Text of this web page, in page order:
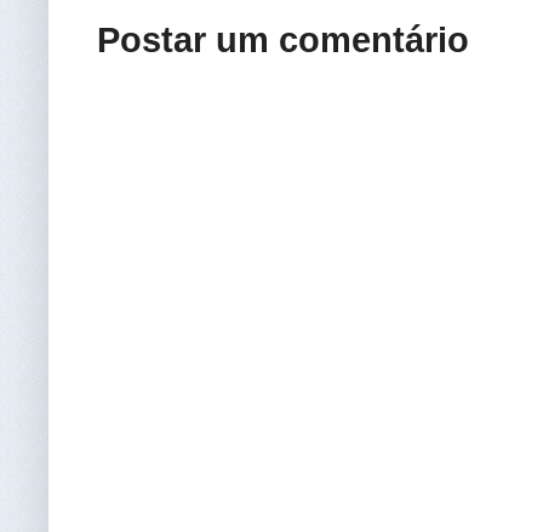
Postar um comentário